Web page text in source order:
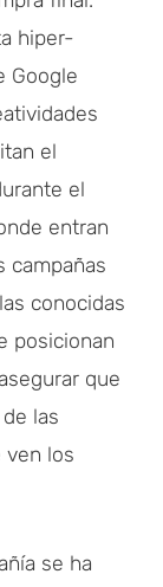
hiper-
Google
el
el
entran
campañas
conocidas
posicionan
que
las
ven los
se ha